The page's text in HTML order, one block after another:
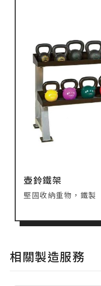
壺鈴鐵架
堅固收納重物，鐵製
相關製造服務